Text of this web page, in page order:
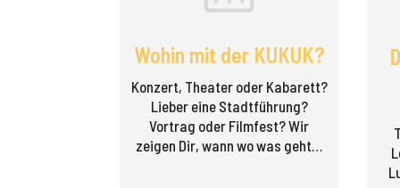
Wohin mit der KUKUK?
Konzert, Theater oder Kabarett?
Lieber eine Stadt­führung?
Vortrag oder Filmfest? Wir
zeigen Dir, wann wo was geht…